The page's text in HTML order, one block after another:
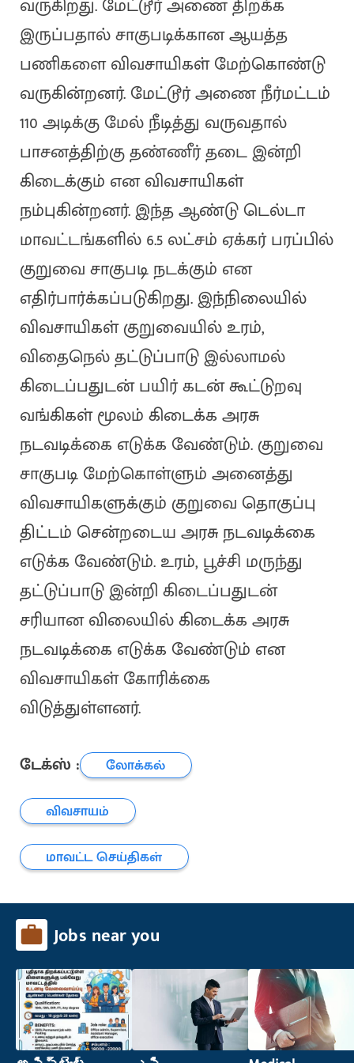
வருகிறது. மேட்டூர் அணை திறக்க
இருப்பதால் சாகுபடிக்கான ஆயத்த
பணிகளை விவசாயிகள் மேற்கொண்டு
வருகின்றனர். மேட்டூர் அணை நீர்மட்டம்
110 அடிக்கு மேல் நீடித்து வருவதால்
பாசனத்திற்கு தண்ணீர் தடை இன்றி
கிடைக்கும் என விவசாயிகள்
நம்புகின்றனர். இந்த ஆண்டு டெல்டா
மாவட்டங்களில் 6.5 லட்சம் ஏக்கர் பரப்பில்
குறுவை சாகுபடி நடக்கும் என
எதிர்பார்க்கப்படுகிறது. இந்நிலையில்
விவசாயிகள் குறுவையில் உரம்,
விதைநெல் தட்டுப்பாடு இல்லாமல்
கிடைப்பதுடன் பயிர் கடன் கூட்டுறவு
வங்கிகள் மூலம் கிடைக்க அரசு
நடவடிக்கை எடுக்க வேண்டும். குறுவை
சாகுபடி மேற்கொள்ளும் அனைத்து
விவசாயிகளுக்கும் குறுவை தொகுப்பு
திட்டம் சென்றடைய அரசு நடவடிக்கை
எடுக்க வேண்டும். உரம், பூச்சி மருந்து
தட்டுப்பாடு இன்றி கிடைப்பதுடன்
சரியான விலையில் கிடைக்க அரசு
நடவடிக்கை எடுக்க வேண்டும் என
விவசாயிகள் கோரிக்கை
விடுத்துள்ளனர்.
டேக்ஸ் :
லோக்கல்
விவசாயம்
மாவட்ட செய்திகள்
Jobs near you